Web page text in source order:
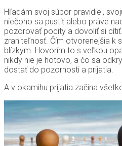
Hľadám svoj súbor pravidiel,
niečoho sa pustiť alebo práve
pozorovať pocity a dovoliť si
zraniteľnosť. Čím otvorenejšia k
blízkym. Hovorím to s veľkou
nikdy nie je hotovo, a čo sa
dostať do pozornosti a prijatia.
A v okamihu prijatia začína